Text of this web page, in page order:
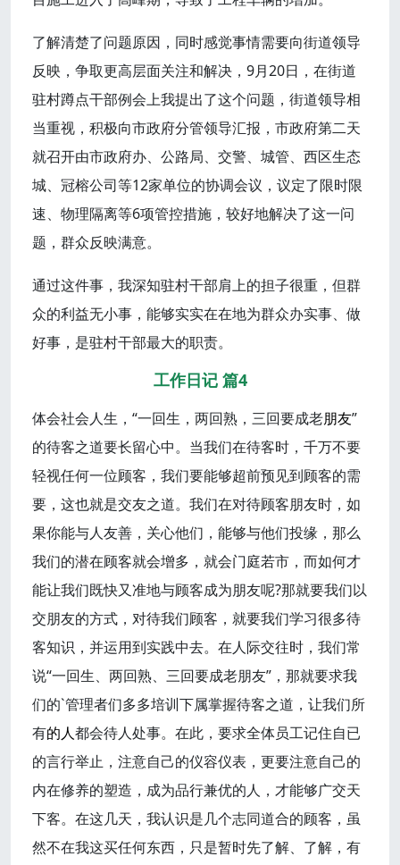
了解清楚了问题原因，同时感觉事情需要向街道领导
反映，争取更高层面关注和解决，9月20日，在街道
驻村蹲点干部例会上我提出了这个问题，街道领导相
当重视，积极向市政府分管领导汇报，市政府第二天
就召开由市政府办、公路局、交警、城管、西区生态
城、冠榕公司等12家单位的协调会议，议定了限时限
速、物理隔离等6项管控措施，较好地解决了这一问
题，群众反映满意。
通过这件事，我深知驻村干部肩上的担子很重，但群
众的利益无小事，能够实实在在地为群众办实事、做
好事，是驻村干部最大的职责。
工作日记 篇4
体会社会人生，“一回生，两回熟，三回要成老朋友”
的待客之道要长留心中。当我们在待客时，千万不要
轻视任何一位顾客，我们要能够超前预见到顾客的需
要，这也就是交友之道。我们在对待顾客朋友时，如
果你能与人友善，关心他们，能够与他们投缘，那么
我们的潜在顾客就会增多，就会门庭若市，而如何才
能让我们既快又准地与顾客成为朋友呢?那就要我们以
交朋友的方式，对待我们顾客，就要我们学习很多待
客知识，并运用到实践中去。在人际交往时，我们常
说“一回生、两回熟、三回要成老朋友”，那就要求我
们的`管理者们多多培训下属掌握待客之道，让我们所
有的人都会待人处事。在此，要求全体员工记住自已
的言行举止，注意自己的仪容仪表，更要注意自己的
内在修养的塑造，成为品行兼优的人，才能够广交天
下客。在这几天，我认识是几个志同道合的顾客，虽
然不在我这买任何东西，只是暂时先了解、了解，有